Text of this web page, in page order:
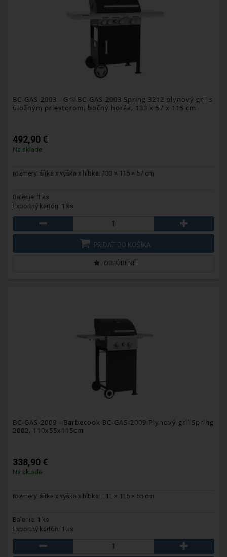
BC-GAS-2003 - Gril BC-GAS-2003 Spring 3212 plynový gril s
úložným priestorom, bočný horák, 133 x 57 x 115 cm
492,90 €
Na sklade
rozmery: šírka x výška x hĺbka: 133 × 115 × 57 cm
Balenie: 1 ks
Exportný kartón: 1 ks
PRIDAŤ DO KOŠÍKA
OBĽÚBENÉ
BC-GAS-2009 - Barbecook BC-GAS-2009 Plynový gril Spring
2002, 110x55x115cm
338,90 €
Na sklade
rozmery: šírka x výška x hĺbka: 111 × 115 × 55 cm
Balenie: 1 ks
Exportný kartón: 1 ks